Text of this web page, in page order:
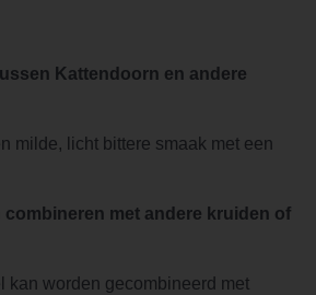
Kattendoorn en andere
milde, licht bittere smaak met een
combineren met andere kruiden of
kan worden gecombineerd met